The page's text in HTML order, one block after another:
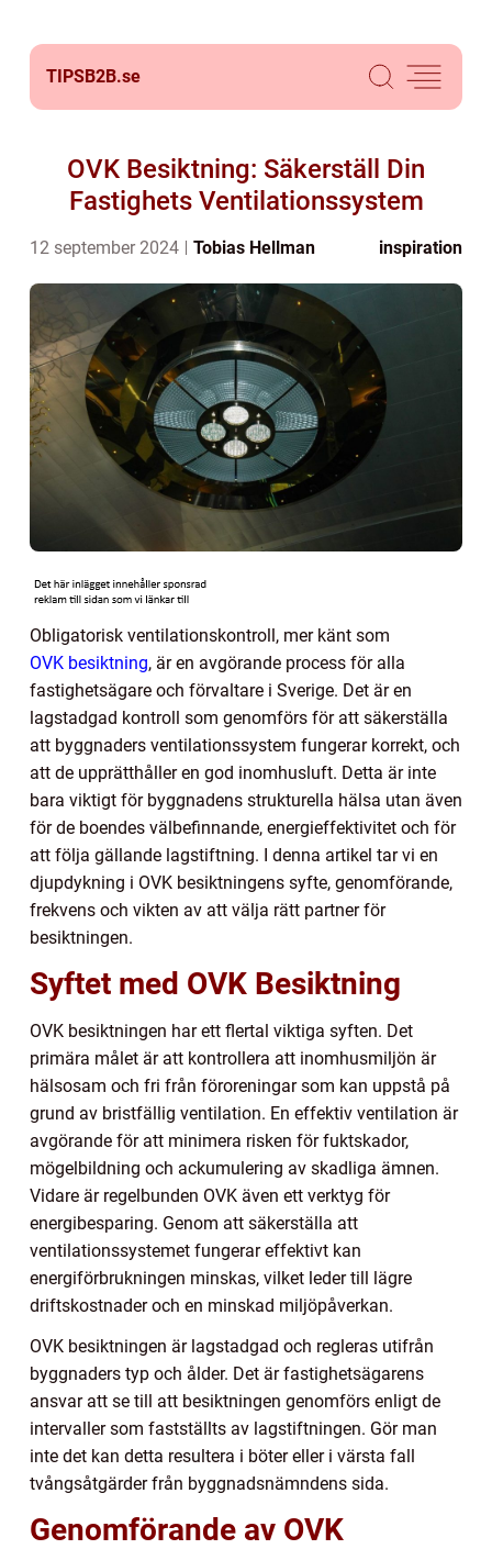
TIPSB2B.se
OVK Besiktning: Säkerställ Din
Fastighets Ventilationssystem
12 september 2024 Tobias Hellman inspiration
Obligatorisk ventilationskontroll, mer känt som
OVK besiktning, är en avgörande process för alla
fastighetsägare och förvaltare i Sverige. Det är en
lagstadgad kontroll som genomförs för att säkerställa
att byggnaders ventilationssystem fungerar korrekt, och
att de upprätthåller en god inomhusluft. Detta är inte
bara viktigt för byggnadens strukturella hälsa utan även
för de boendes välbefinnande, energieffektivitet och för
att följa gällande lagstiftning. I denna artikel tar vi en
djupdykning i OVK besiktningens syfte, genomförande,
frekvens och vikten av att välja rätt partner för
besiktningen.
Syftet med OVK Besiktning
OVK besiktningen har ett flertal viktiga syften. Det
primära målet är att kontrollera att inomhusmiljön är
hälsosam och fri från föroreningar som kan uppstå på
grund av bristfällig ventilation. En effektiv ventilation är
avgörande för att minimera risken för fuktskador,
mögelbildning och ackumulering av skadliga ämnen.
Vidare är regelbunden OVK även ett verktyg för
energibesparing. Genom att säkerställa att
ventilationssystemet fungerar effektivt kan
energiförbrukningen minskas, vilket leder till lägre
driftskostnader och en minskad miljöpåverkan.
OVK besiktningen är lagstadgad och regleras utifrån
byggnaders typ och ålder. Det är fastighetsägarens
ansvar att se till att besiktningen genomförs enligt de
intervaller som fastställts av lagstiftningen. Gör man
inte det kan detta resultera i böter eller i värsta fall
tvångsåtgärder från byggnadsnämndens sida.
Genomförande av OVK